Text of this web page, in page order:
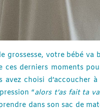
grossesse, votre bébé
ces derniers moments
choisi d’accoucher
“alors t’as fait ta
dans son sac de